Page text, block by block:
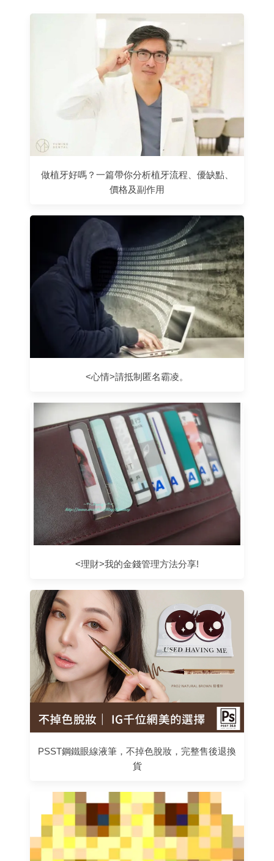
做植牙好嗎？一篇帶你分析植牙流程、優缺點、
價格及副作用
<心情>請抵制匿名霸凌。
<理財>我的金錢管理方法分享!
PSST鋼鐵眼線液筆，不掉色脫妝，完整售後退換
貨